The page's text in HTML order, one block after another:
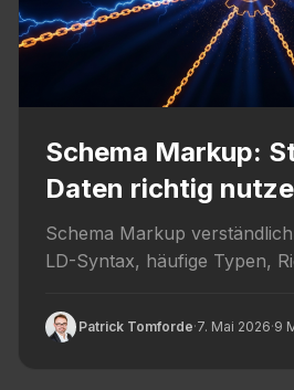
Schema Markup:
Daten richtig
Schema Markup
LD-Syntax, häufige Typen,
wirklich Sichtbarkeit bringen.
Patrick Tomforde·7. Mai 2026·9